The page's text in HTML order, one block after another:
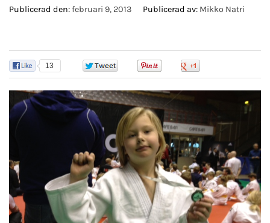
Publicerad den:februari 9, 2013 Publicerad av: Mikko Natri
13